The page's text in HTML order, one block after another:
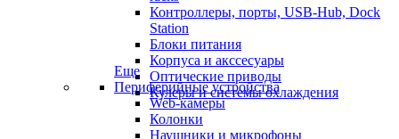
Контроллеры, порты, USB-Hub, Dock
Station
Блоки питания
Корпуса и акссесуары
Оптические приводы
Кулеры и системы охлаждения
Еще
Периферийные устройства
Web-камеры
Колонки
Наушники и микрофоны